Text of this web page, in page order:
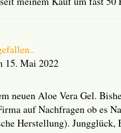
15. Mai 2022
neuen Aloe Vera Gel.
auf Nachfragen ob es
Herstellung).